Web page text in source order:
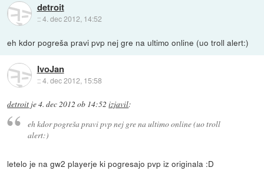
detroit
::4. dec 2012, 14:52
eh kdor pogreša pravi pvp nej gre na ultimo online (uo troll alert:)
IvoJan
::4. dec 2012, 15:58
detroit je4. dec 2012 ob 14:52 izjavil:
eh kdor pogreša pravi pvp nej gre na ultimo online (uo troll
alert:)
letelo je na gw2 playerje ki pogresajo pvp iz originala :D